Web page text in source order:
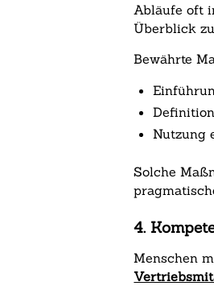
Abläufe oft
Überblick
Bewährte
Definition
Nutzung
Solche
4.
Menschen